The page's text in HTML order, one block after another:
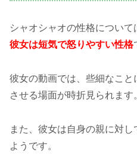
シャオシャオの性格について
彼女は短気で怒りやすい性格
彼女の動画では、些細なこ
させる場面が時折見られます
また、彼女は自身の親に対
ようです。